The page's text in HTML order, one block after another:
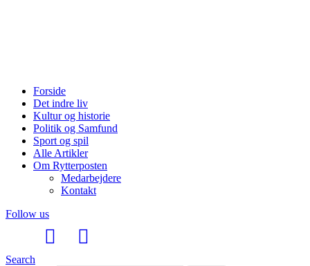
Forside
Det indre liv
Kultur og historie
Politik og Samfund
Sport og spil
Alle Artikler
Om Rytterposten
Medarbejdere
Kontakt
Follow us
Search